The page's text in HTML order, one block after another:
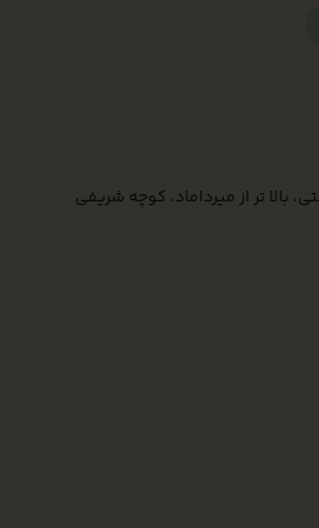
بالا تر از میرداماد، کوچه شریفی